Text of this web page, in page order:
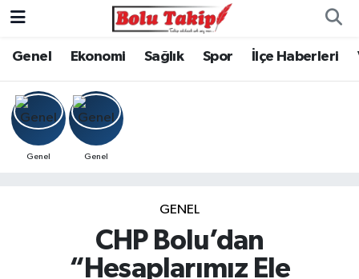
Genel Ekonomi Sağlık Spor İlçe Haberleri
Genel Genel
GENEL
CHP Bolu’dan
“Hesaplarımız Ele